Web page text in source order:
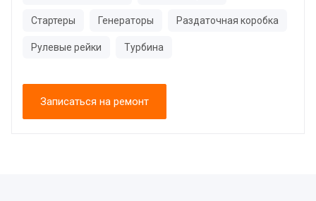
Стартеры Генераторы Раздаточная коробка
Рулевые рейки Турбина
Записаться на ремонт